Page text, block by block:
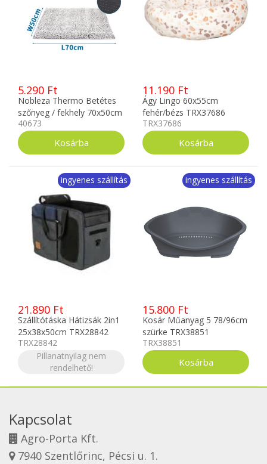
5.290 Ft
Nobleza Thermo Betétes
szőnyeg / fekhely 70x50cm
40673
11.190 Ft
Ágy Lingo 60x55cm
fehér/bézs TRX37686
TRX37686
ingyenes szállítás
21.890 Ft
Szállítótáska Hátizsák 2in1
25x38x50cm TRX28842
TRX28842
Pillanatnyilag nem
rendelhető!
ingyenes szállítás
15.800 Ft
Kosár Műanyag 5 78/96cm
szürke TRX38851
TRX38851
Kapcsolat
Agro-Porta Kft.
7940 Szentlőrinc, Pécsi u. 1.